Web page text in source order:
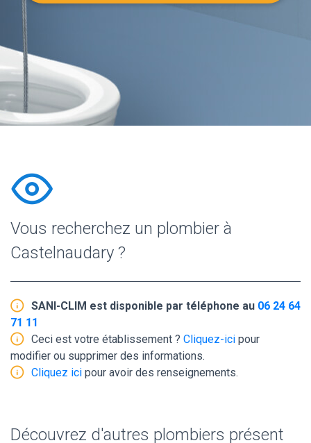
Vous recherchez un plombier à
Castelnaudary ?
SANI-CLIM est disponible par téléphone au 06 24 64
71 11
Ceci est votre établissement ? Cliquez-ici pour
modifier ou supprimer des informations.
Cliquez ici pour avoir des renseignements.
Découvrez d'autres plombiers présent